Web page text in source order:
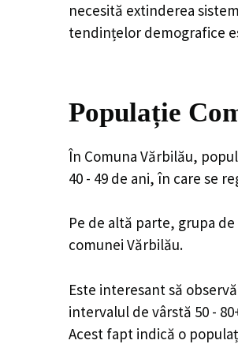
necesită extinderea
tendințelor demografice
Populație
În Comuna Vărbilău,
40 - 49 de ani, în care se
Pe de altă parte, grupa
comunei Vărbilău.
Este interesant să
intervalul de vârstă 50 -
Acest fapt indică o